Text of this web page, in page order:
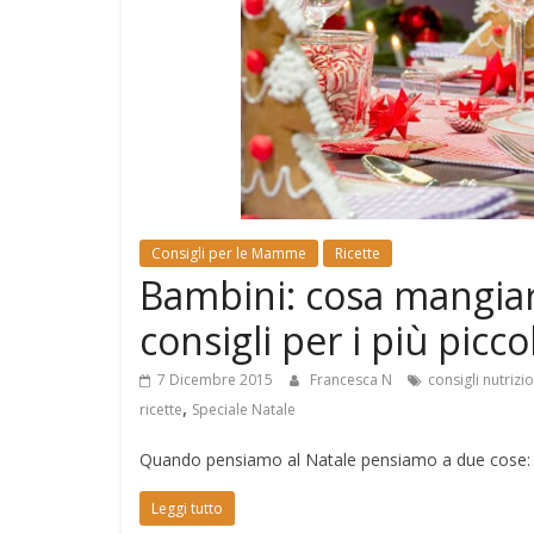
Consigli per le Mamme Ricette
Bambini: cosa
consigli per i più
7 Dicembre 2015 Francesca N consigli
ricette, Speciale Natale
Quando pensiamo al Natale pensiamo a due
Leggi tutto